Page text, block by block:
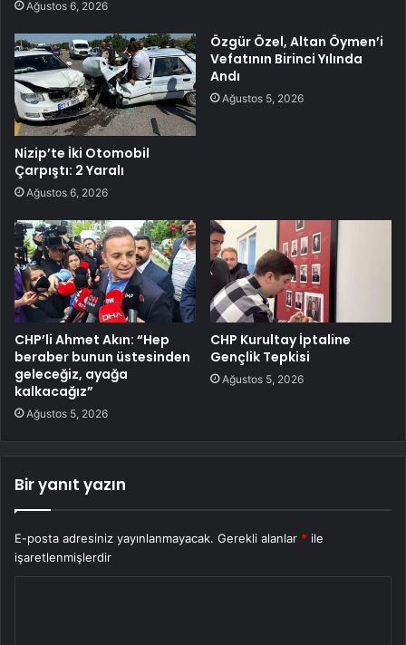
Ağustos 6, 2026
Nizip’te İki Otomobil
Çarpıştı: 2 Yaralı
Ağustos 6, 2026
Özgür Özel, Altan Öymen’i
Vefatının Birinci Yılında
Andı
Ağustos 5, 2026
CHP’li Ahmet Akın: “Hep
beraber bunun üstesinden
geleceğiz, ayağa
kalkacağız”
Ağustos 5, 2026
CHP Kurultay İptaline
Gençlik Tepkisi
Ağustos 5, 2026
Bir yanıt yazın
E-posta adresiniz yayınlanmayacak. Gerekli alanlar * ile
işaretlenmişlerdir